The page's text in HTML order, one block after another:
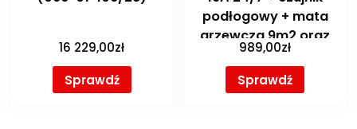
16 229,00zł
Sprawdź
podłogowy + mata
grzewcza 9m2 oraz
akcesoria do montażu
989,00zł
Sprawdź